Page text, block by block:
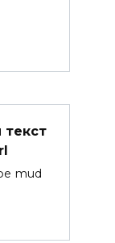
текст
mud